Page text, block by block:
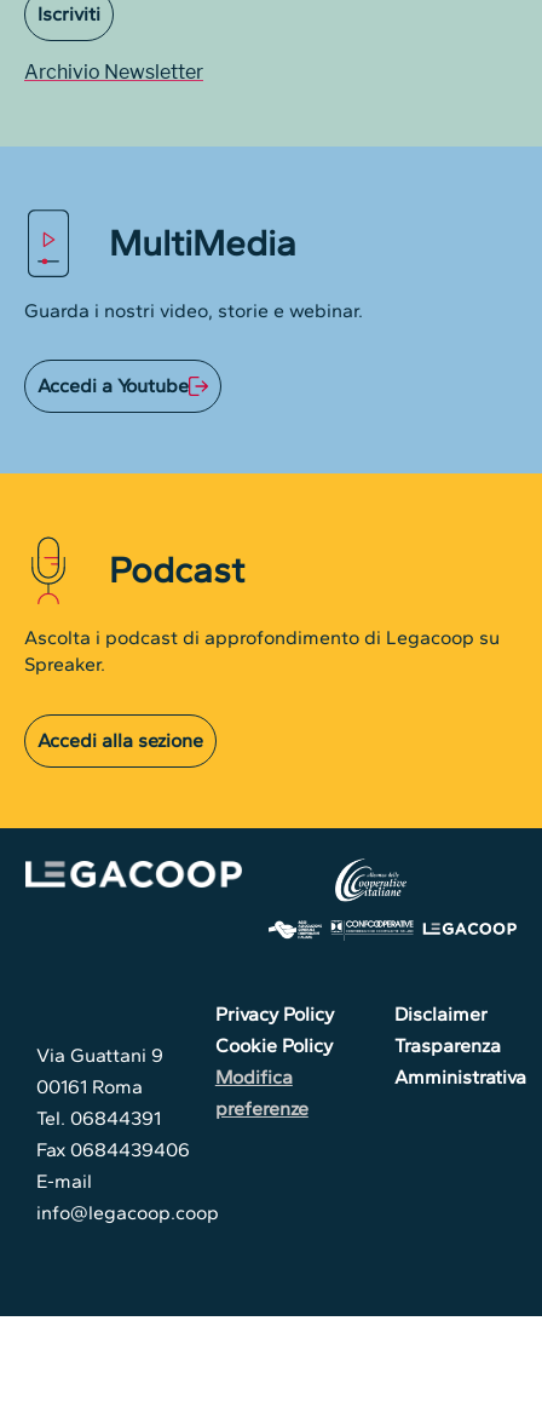
Iscriviti
Archivio Newsletter
MultiMedia
Guarda i nostri video, storie e webinar.
Accedi a Youtube
Podcast
Ascolta i podcast di approfondimento di Legacoop su
Spreaker.
Accedi alla sezione
Via Guattani 9
00161 Roma
Tel. 06844391
Fax 0684439406
E-mail
info@legacoop.coop
Privacy Policy
Cookie Policy
Modifica
preferenze
Disclaimer
Trasparenza
Amministrativa